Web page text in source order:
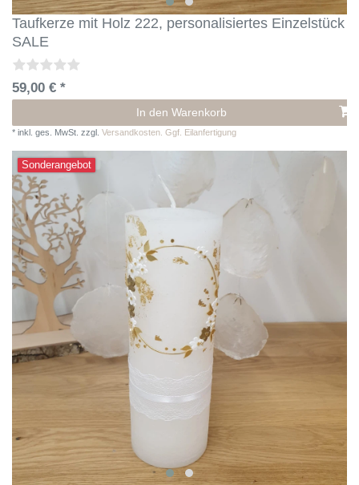
Taufkerze mit Holz 222, personalisiertes Einzelstück
SALE
59,00 € *
In den Warenkorb
* inkl. ges. MwSt. zzgl. Versandkosten. Ggf. Eilanfertigung
Sonderangebot